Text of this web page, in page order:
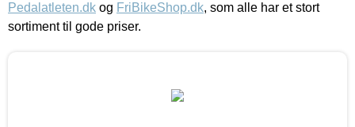
Pedalatleten.dk og FriBikeShop.dk, som alle har et stort
sortiment til gode priser.